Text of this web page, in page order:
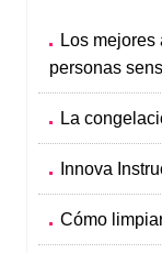
Los
personas
La
Innova
Cómo